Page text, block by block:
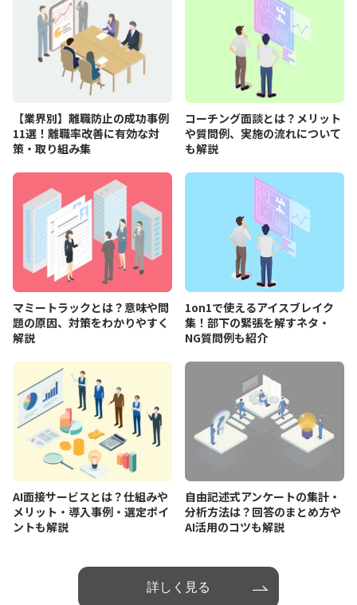
【業界別】離職防止の成功事例
11選！離職率改善に有効な対
策・取り組み集
コーチング面談とは？メリット
や質問例、実施の流れについて
も解説
マミートラックとは？意味や問
題の原因、対策をわかりやすく
解説
1on1で使えるアイスブレイク
集！部下の緊張を解すネタ・
NG質問例も紹介
AI面接サービスとは？仕組みや
メリット・導入事例・選定ポイ
ントも解説
自由記述式アンケートの集計・
分析方法は？回答のまとめ方や
AI活用のコツも解説
詳しく見る